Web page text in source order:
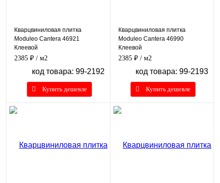
Кварцвиниловая плитка
Moduleo Cantera 46921
Клеевой
2385 ₽ / м2
код товара: 99-2192
Купить дешевле
Кварцвиниловая плитка
Moduleo Cantera 46990
Клеевой
2385 ₽ / м2
код товара: 99-2193
Купить дешевле